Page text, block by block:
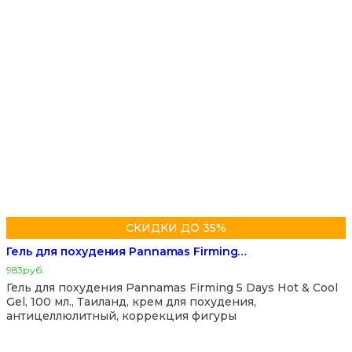
СКИДКИ ДО 35%
Гель для похудения Pannamas Firming…
983руб.
Гель для похудения Pannamas Firming 5 Days Hot & Cool
Gel, 100 мл., Таиланд, крем для похудения,
антицеллюлитный, коррекция фигуры